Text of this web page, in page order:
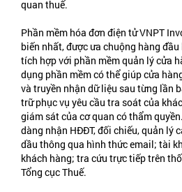
quan thuế.
Phần mềm hóa đơn điện tử VNPT
biến nhất, được ưa chuộng hàng
tích hợp với phần mềm quản lý cửa
dụng phần mềm có thể giúp cửa
và truyền nhận dữ liệu sau từng lần
trữ phục vụ yêu cầu tra soát của
giám sát của cơ quan có thẩm
dàng nhận HĐĐT, đối chiếu, quản lý
dầu thông qua hình thức email; tài
khách hàng; tra cứu trực tiếp trên
Tổng cục Thuế.